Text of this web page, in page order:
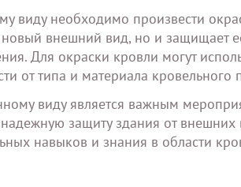
виду необходимо произвести
новый внешний вид, но и защищает
Для окраски кровли могут
от типа и материала кровельного
виду является важным
защиту здания от внешних
навыков и знания в области